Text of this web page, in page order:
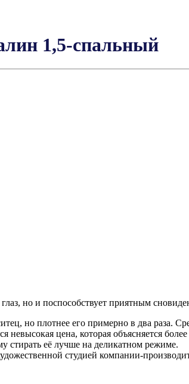
1,5-спальный
глаз, но и поспособствует приятным
но плотнее его примерно в два раза.
цена, которая объясняется
стирать её лучше на деликатном режиме.
студией компании-